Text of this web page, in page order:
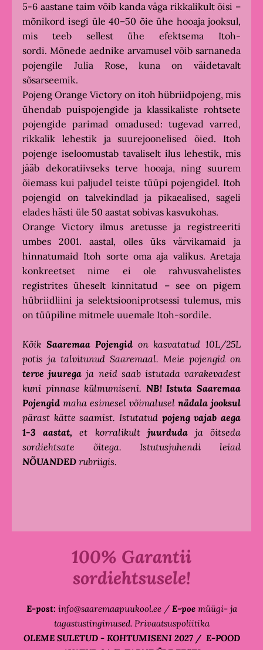
5-6 aastane taim võib kanda väga rikkalikult õisi –
mõnikord isegi üle 40–50 õie ühe hooaja jooksul,
mis teeb sellest ühe efektsema Itoh-
sordi. Mõnede aednike arvamusel võib sarnaneda
pojengile Julia Rose, kuna on väidetavalt
sõsarseemik.
Pojeng Orange Victory on itoh hübriidpojeng, mis
ühendab puispojengide ja klassikaliste ­rohtsete
pojengide parimad omadused: tugevad varred,
rikkalik lehestik ja suurejoonelised õied. Itoh
pojenge iseloomustab tavaliselt ilus lehestik, mis
jääb dekoratiivseks terve hooaja, ning suurem
õiemass kui paljudel teiste tüüpi pojengidel. Itoh
pojengid on talvekindlad ja pikaealised, sageli
elades hästi üle 50 aastat sobivas kasvukohas.
Orange Victory ilmus aretusse ja registreeriti
umbes 2001. aastal, olles üks värvikamaid ja
hinnatumaid Itoh sorte oma aja valikus. Aretaja
konkreetset nime ei ole rahvusvahelistes
registrites üheselt kinnitatud – see on pigem
hübriidliini ja selektsiooniprotsessi tulemus, mis
on tüüpiline mitmele uuemale Itoh-sordile.
Kõik Saaremaa Pojengid on kasvatatud 10L/25L
potis ja talvitunud Saaremaal. Meie pojengid on
terve juurega ja neid saab istutada varakevadest
kuni pinnase külmumiseni. NB!IstutaSaaremaa
Pojengid maha esimesel võimalusel nädala jooksul
pärast kätte saamist. Istutatud pojeng vajab aega
1-3 aastat,et korralikult juurdudaja õitseda
sordiehtsate õitega. Istutusjuhendi leiad
NÕUANDED rubriigis.
100% Garantii
sordiehtsusele!
E-post: info@saaremaapuukool.ee/ E-poe müügi- ja
tagastustingimused. Privaatsuspoliitika
OLEME SULETUD - KOHTUMISENI 2027 / E-POOD